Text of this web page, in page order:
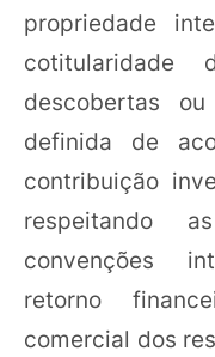
propriedade
cotitularidade
descobertas
definida de
contribuição
respeitando
convenções
retorno
comercial dos